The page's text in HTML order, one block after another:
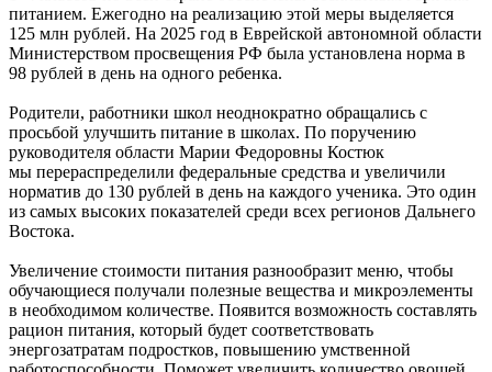
питанием. Ежегодно на реализацию этой меры выделяется
125 млн рублей. На 2025 год в Еврейской автономной области
Министерством просвещения РФ была установлена норма в
98 рублей в день на одного ребенка.
Родители, работники школ неоднократно обращались с
просьбой улучшить питание в школах. По поручению
руководителя области Марии Федоровны Костюк
мы перераспределили федеральные средства и увеличили
норматив до 130 рублей в день на каждого ученика. Это один
из самых высоких показателей среди всех регионов Дальнего
Востока.
Увеличение стоимости питания разнообразит меню, чтобы
обучающиеся получали полезные вещества и микроэлементы
в необходимом количестве. Появится возможность составлять
рацион питания, который будет соответствовать
энергозатратам подростков, повышению умственной